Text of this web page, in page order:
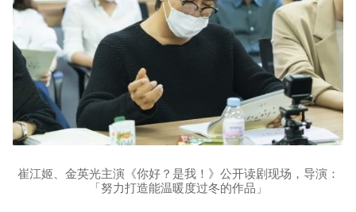
崔江姬、金英光主演《你好？是我！》公开读剧现场，导演：
「努力打造能温暖度过冬的作品」